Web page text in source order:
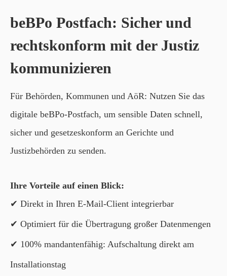
beBPo Postfach: Sicher und
rechtskonform mit der Justiz
kommunizieren
Für Behörden, Kommunen und AöR: Nutzen Sie das
digitale beBPo-Postfach, um sensible Daten schnell,
sicher und gesetzeskonform an Gerichte und
Justizbehörden zu senden.
Ihre Vorteile auf einen Blick:
✔ Direkt in Ihren E-Mail-Client integrierbar
✔ Optimiert für die Übertragung großer Datenmengen
✔ 100% mandantenfähig: Aufschaltung direkt am
Installationstag